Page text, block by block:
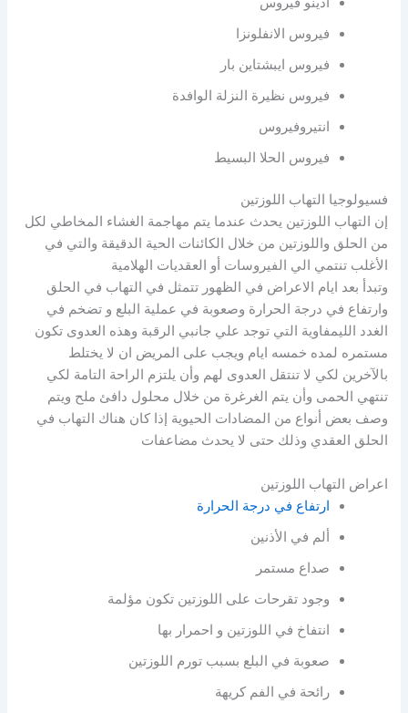
فيروس الانفلونزا
فيروس ايبشتاين بار
فيروس نظيرة النزلة الوافدة
انتيروفيروس
فيروس الحلا البسيط
فسيولوجيا التهاب اللوزتين
إن التهاب اللوزتين يحدث عندما يتم مهاجمة الغشاء المخاطي لكل
من الحلق واللوزتين من خلال الكائنات الحية الدقيقة والتي في
الأغلب تنتمي الي الفيروسات أو العقديات الهلامية
وتبدأ بعد ايام الاعراض في الظهور تتمثل في التهاب في الحلق
وارتفاع في درجة الحرارة وصعوبة في عملية البلع و تضخم في
الغدد الليمفاوية التي توجد علي جانبي الرقبة وهذه العدوى تكون
مستمره لمده خمسه ايام ويجب على المريض ان لا يختلط
بالآخرين لكي لا تنتقل العدوى لهم وأن يلتزم الراحة التامة لكي
تنتهي الحمى وأن يتم الغرغرة من خلال محلول دافئ ملح ويتم
وصف بعض أنواع من المضادات الحيوية إذا كان هناك التهاب في
الحلق العقدي وذلك حتى لا يحدث مضاعفات
اعراض التهاب اللوزتين
ارتفاع في درجة الحرارة
ألم في الأذنين
صداع مستمر
وجود تقرحات على اللوزتين تكون مؤلمة
انتفاخ في اللوزتين و احمرار بها
صعوبة في البلع بسبب تورم اللوزتين
رائحة في الفم كريهة